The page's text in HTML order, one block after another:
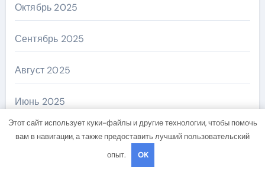
Октябрь 2025
Сентябрь 2025
Август 2025
Июнь 2025
Май 2025
Этот сайт использует куки-файлы и другие технологии, чтобы помочь
вам в навигации, а также предоставить лучший пользовательский
опыт.
OK